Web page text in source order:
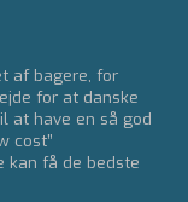
af bagere, for
for at danske
at have en så god
cost”
kan få de bedste